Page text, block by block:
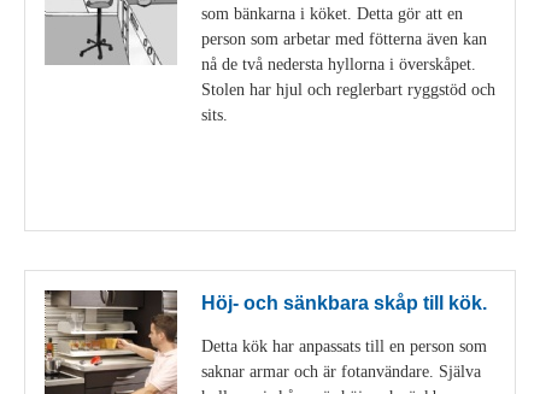
som bänkarna i köket. Detta gör att en
person som arbetar med fötterna även kan
nå de två nedersta hyllorna i överskåpet.
Stolen har hjul och reglerbart ryggstöd och
sits.
Höj- och sänkbara skåp till kök.
Detta kök har anpassats till en person som
saknar armar och är fotanvändare. Själva